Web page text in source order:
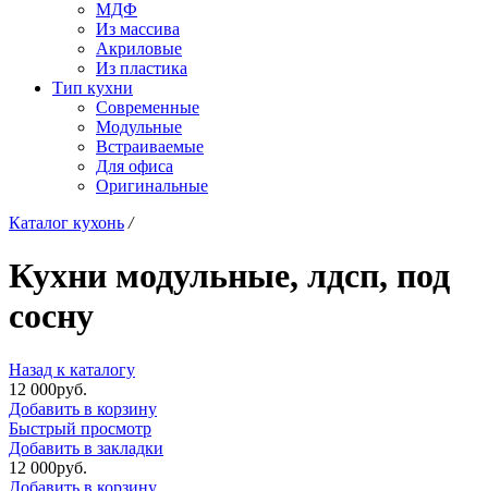
МДФ
Из массива
Акриловые
Из пластика
Тип кухни
Современные
Модульные
Встраиваемые
Для офиса
Оригинальные
Каталог кухонь /
Кухни модульные, лдсп, под
сосну
Назад к каталогу
12 000руб.
Добавить в корзину
Быстрый просмотр
Добавить в закладки
12 000руб.
Добавить в корзину